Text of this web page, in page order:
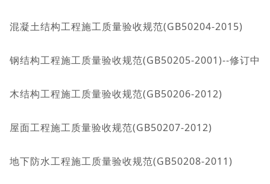
混凝土结构工程施工质量验收规范(GB50204-2015)
钢结构工程施工质量验收规范(GB50205-2001)--修订中
木结构工程施工质量验收规范(GB50206-2012)
屋面工程施工质量验收规范(GB50207-2012)
地下防水工程施工质量验收规范(GB50208-2011)